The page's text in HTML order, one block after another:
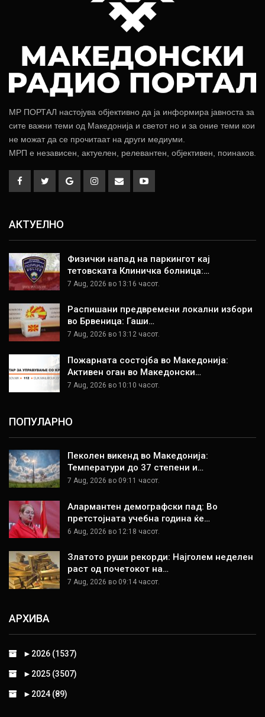
МР ПОРТАЛ настојува објективно да ја информира јавноста за
сите важни теми од Македонија и светот но и за оние теми кои
не можат да се прочитаат на други медиуми.
МРП е независен, актуелен, релевантен, објективен, поинаков.
АКТУЕЛНО
Физички напад на паркингот кај
тетовската Клиничка болница:…
7 Aug, 2026 во 13:16 часот.
Распишани предвремени локални избори
во Брвеница: Гаши…
7 Aug, 2026 во 13:12 часот.
Пожарната состојба во Македонија:
Активен оган во Македонски…
7 Aug, 2026 во 10:10 часот.
ПОПУЛАРНО
Пеколен викенд во Македонија:
Температури до 37 степени и…
7 Aug, 2026 во 09:11 часот.
Алармантен демографски пад: Во
претстојната учебна година ќе…
6 Aug, 2026 во 12:18 часот.
Златото руши рекорди: Најголем неделен
раст од почетокот на…
7 Aug, 2026 во 09:14 часот.
АРХИВА
► 2026 (1537)
► 2025 (3507)
► 2024 (89)